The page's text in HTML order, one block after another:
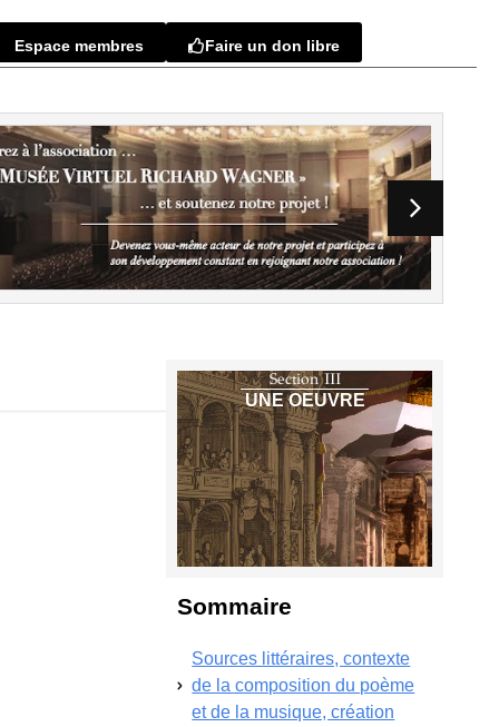
Espace membres Faire un don libre
Section III
UNE OEUVRE
Sommaire
Sources littéraires, contexte
de la composition du poème
et de la musique, création